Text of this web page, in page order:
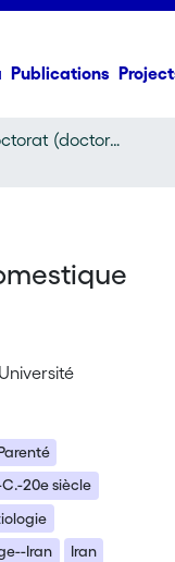
Publications
Thèse de doctorat (doctoral thesis)
C.-20e siècle
Iran
Iran